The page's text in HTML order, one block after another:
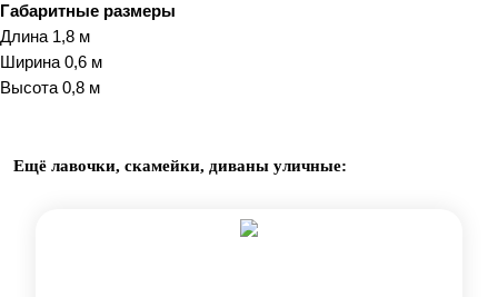
Габаритные размеры
Длина 1,8 м
Ширина 0,6 м
Высота 0,8 м
Ещё лавочки, скамейки, диваны уличные: